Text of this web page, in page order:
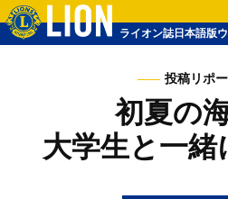
ライオン誌日本語版
投稿リポ
初夏の
大学生と一緒